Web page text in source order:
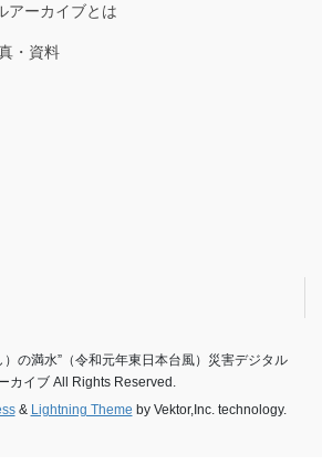
アーカイブとは
・資料
の満水”（令和元年東日本台風）災害デジタル
カイブ All Rights Reserved.
& Lightning Theme by Vektor,Inc. technology.